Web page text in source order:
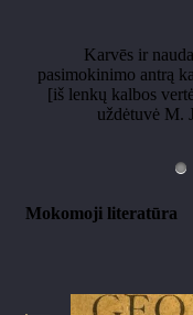
Karvēs ir
pasimokinimo antrą
[iš lenkų kalbos
uždėtuvė M.
Mokomoji literatūra